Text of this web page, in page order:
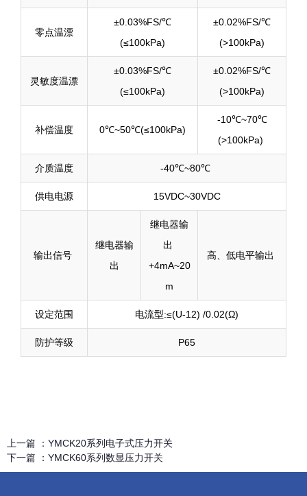
零点温漂
±0.03%FS/℃
(≤100kPa)
±0.02%FS/℃
(>100kPa)
灵敏度温漂
±0.03%FS/℃
(≤100kPa)
±0.02%FS/℃
(>100kPa)
补偿温度 0℃~50℃(≤100kPa)
-10℃~70℃
(>100kPa)
介质温度 -40℃~80℃
供电电源 15VDC~30VDC
输出信号
继电器输
出
继电器输
出
+4mA~20
m
高、低电平输出
设定范围 电流型:≤(U-12) /0.02(Ω)
防护等级 P65
上一篇 ： YMCK20系列电子式压力开关
下一篇 ： YMCK60系列数显压力开关